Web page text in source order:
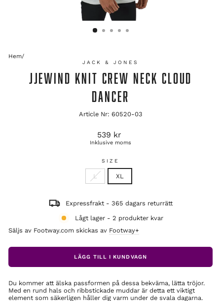
Hem/
JACK & JONES
JJEWIND KNIT CREW NECK CLOUD
DANCER
Article Nr: 60520-03
Ordinarie
pris
539 kr
Inklusive moms
SIZE
L XL
Expressfrakt - 365 dagars returrätt
Lågt lager - 2 produkter kvar
Säljs av Footway.com skickas av Footway+
LÄGG TILL I KUNDVAGN
Du kommer att älska passformen på dessa bekväma, lätta tröjor.
Med en rund hals och ribbstickade muddar är detta ett viktigt
element som säkerligen håller dig varm under de svala dagarna.